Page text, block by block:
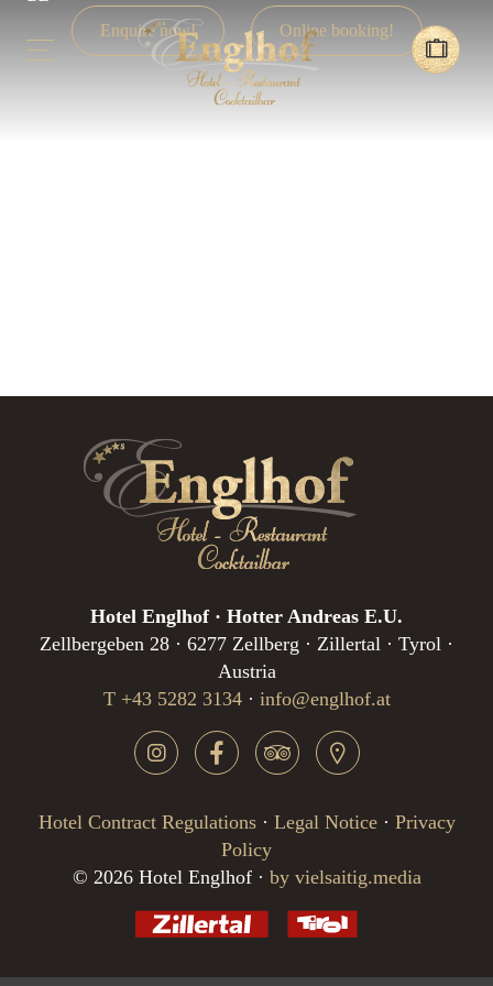
Enquire now! Online booking!
Hotel Englhof · Hotter Andreas E.U.
Zellbergeben 28 · 6277 Zellberg · Zillertal · Tyrol ·
Austria
T +43 5282 3134· info@englhof.at
Hotel Contract Regulations· Legal Notice· Privacy
Policy
© 2026 Hotel Englhof · by vielsaitig.media